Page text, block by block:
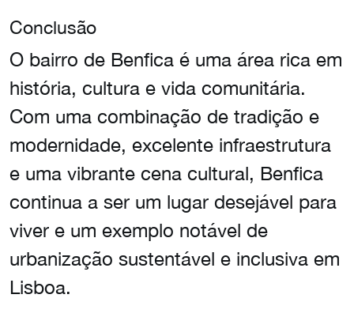
Conclusão
O bairro de Benfica é uma área rica em
história, cultura e vida comunitária.
Com uma combinação de tradição e
modernidade, excelente infraestrutura
e uma vibrante cena cultural, Benfica
continua a ser um lugar desejável para
viver e um exemplo notável de
urbanização sustentável e inclusiva em
Lisboa.